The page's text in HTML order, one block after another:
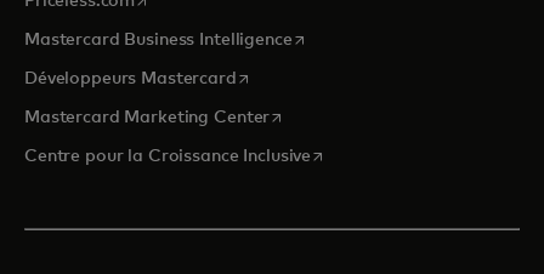
Mastercard Business Intelligences’ouvre dans un nouvel onglet
Développeurs Mastercards’ouvre dans un nouvel onglet
Mastercard Marketing Centers’ouvre dans un nouvel onglet
Centre pour la Croissance Inclusive s’ouvre dans un nouvel